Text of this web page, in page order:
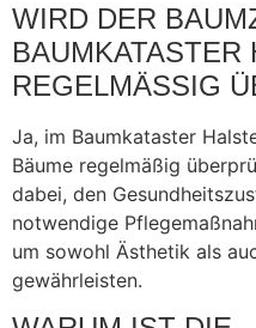
WIRD DER
BAUMKATASTER
REGELMÄSSIG
Ja, im Baumkataster
Bäume regelmäßig
dabei, den
notwendige
um sowohl Ästhetik als
gewährleisten.